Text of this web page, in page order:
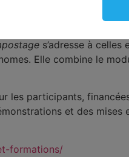
avec le module
mars et Samedi 11 avril
s’adresse à
Elle combine le
les participants,
et des mises
formations/